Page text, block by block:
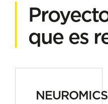
que es
NEUROMICS